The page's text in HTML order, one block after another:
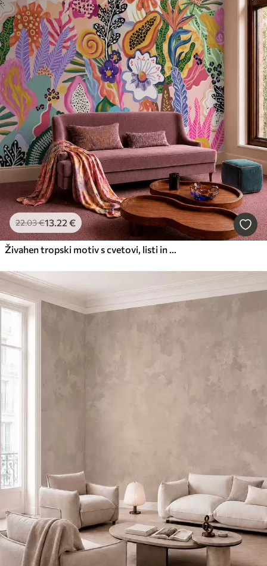
22.03€13 .22 €